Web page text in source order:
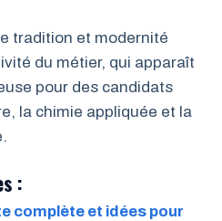
tradition et modernité
du métier, qui apparaît
pour des candidats
la chimie appliquée et la
:
complète et idées pour